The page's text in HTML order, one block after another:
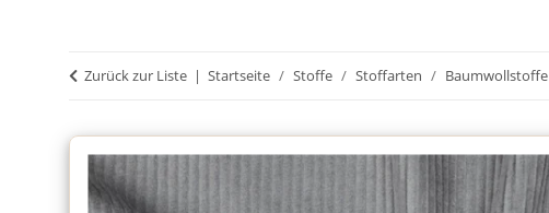
Zurück zur Liste Startseite Stoffe Stoffarten Baumwollstoffe